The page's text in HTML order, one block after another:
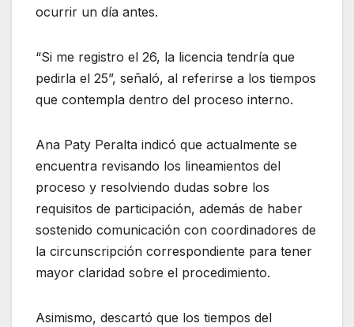
ocurrir un día antes.
“Si me registro el 26, la licencia tendría que
pedirla el 25”, señaló, al referirse a los tiempos
que contempla dentro del proceso interno.
Ana Paty Peralta indicó que actualmente se
encuentra revisando los lineamientos del
proceso y resolviendo dudas sobre los
requisitos de participación, además de haber
sostenido comunicación con coordinadores de
la circunscripción correspondiente para tener
mayor claridad sobre el procedimiento.
Asimismo, descartó que los tiempos del